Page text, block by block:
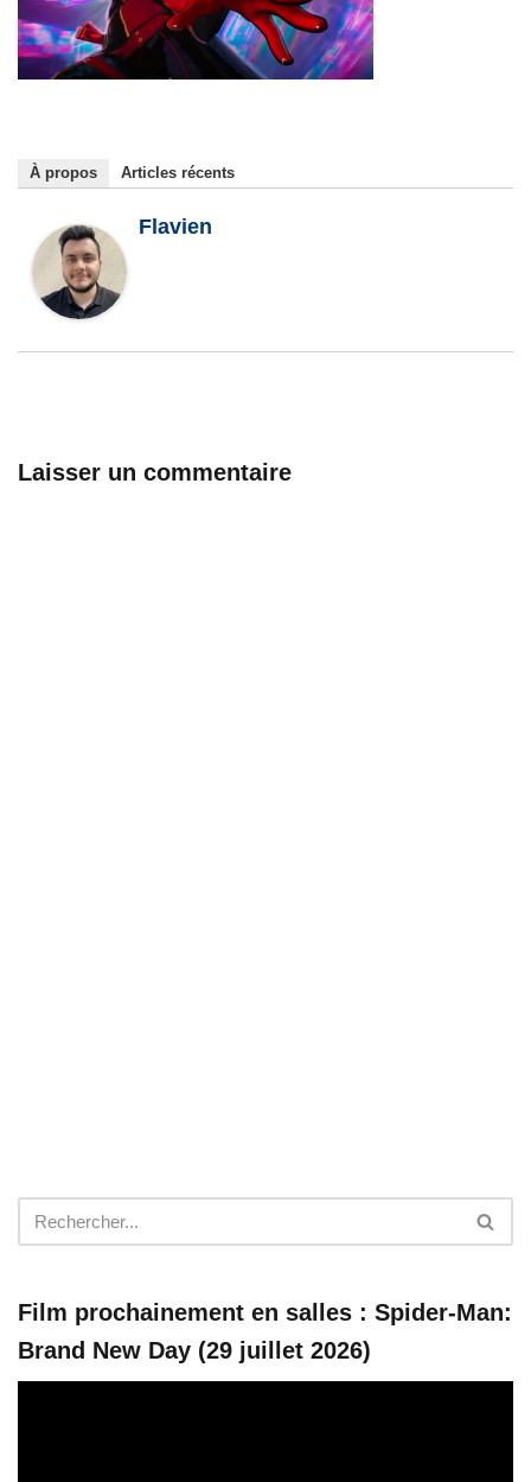
À propos Articles récents
Flavien
Laisser un commentaire
Film prochainement en salles : Spider-Man:
Brand New Day (29 juillet 2026)